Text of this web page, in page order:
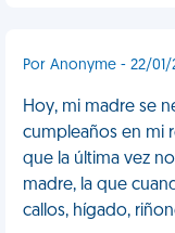
Por Anonyme - 22/01/
Hoy, mi madre se
cumpleaños en mi
que la última vez
madre, la que
callos, hígado,